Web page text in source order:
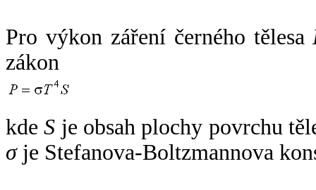
Pro výkon záření černého tělesa
zákon
kdeS je obsah plochy povrchu
σje Stefanova-Boltzmannova